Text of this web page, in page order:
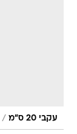
עקבי 20 ס"מ /